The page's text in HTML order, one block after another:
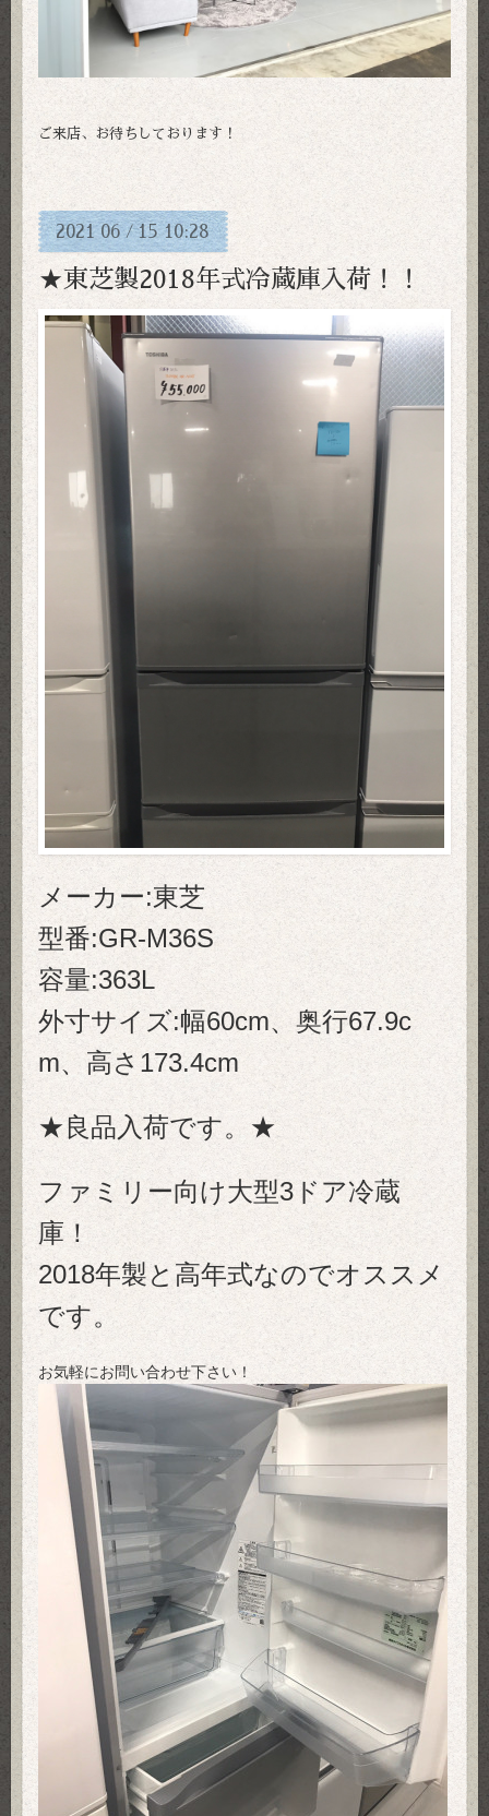
ご来店、お待ちしております！
2021 06/15 10:28
★東芝製2018年式冷蔵庫入荷！！
メーカー:東芝
型番:GR-M36S
容量:363L
外寸サイズ:幅60cm、奥行67.9c
m、高さ173.4cm
★良品入荷です。★
ファミリー向け大型3ドア冷蔵
庫！
2018年製と高年式なのでオススメ
です。
お気軽にお問い合わせ下さい！